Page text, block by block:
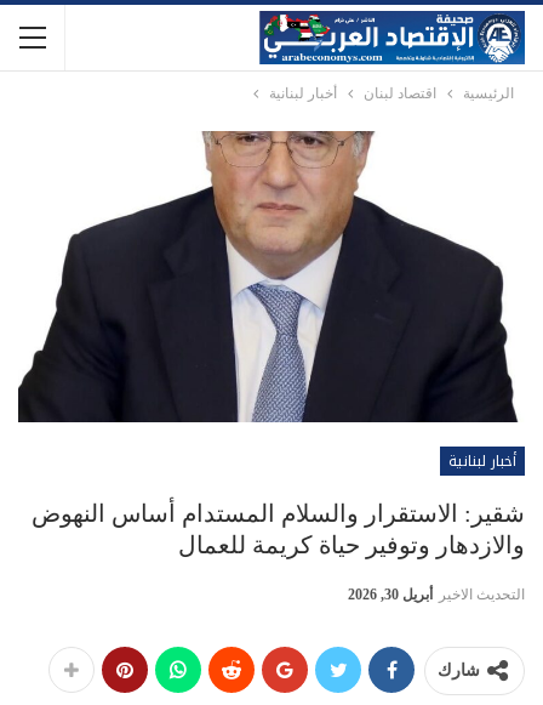
الرئيسية اقتصاد لبنان أخبار لبنانية
أخبار لبنانية
شقير: الاستقرار والسلام المستدام أساس النهوض
والازدهار وتوفير حياة كريمة للعمال
التحديث الاخير أبريل 30, 2026
شارك